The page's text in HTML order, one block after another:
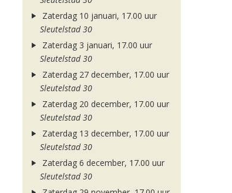
Zaterdag 10 januari, 17.00 uur
Sleutelstad 30
Zaterdag 3 januari, 17.00 uur
Sleutelstad 30
Zaterdag 27 december, 17.00 uur
Sleutelstad 30
Zaterdag 20 december, 17.00 uur
Sleutelstad 30
Zaterdag 13 december, 17.00 uur
Sleutelstad 30
Zaterdag 6 december, 17.00 uur
Sleutelstad 30